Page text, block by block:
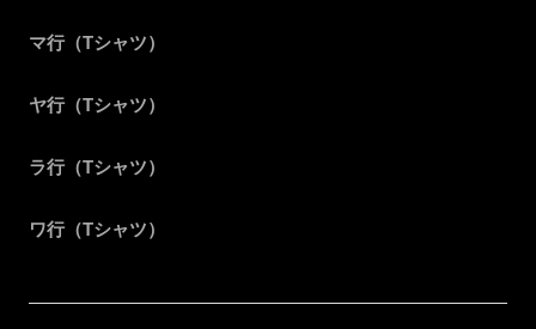
マ行（Tシャツ）
ヤ行（Tシャツ）
ラ行（Tシャツ）
ワ行（Tシャツ）